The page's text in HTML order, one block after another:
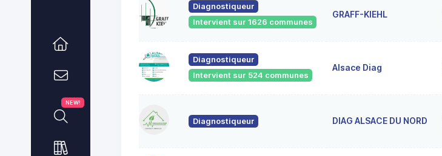
NEW!
Diagnostiqueur
Intervient sur 1626 communes
GRAFF-KIEHL
Diagnostiqueur
Intervient sur 524 communes
Alsace Diag
Diagnostiqueur DIAG ALSACE DU NORD